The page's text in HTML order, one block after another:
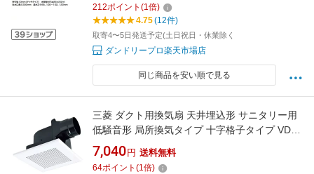
212ポイント (1倍)
4.75(12件)
取寄4〜5日発送予定(土日祝日・休業除く
ダンドリープロ楽天市場店
同じ商品を安い順で見る
三菱 ダクト用換気扇 天井埋込形 サニタリー用
低騒音形 局所換気タイプ 十字格子タイプ VD-
13ZC14
7,040 円 送料無料
64ポイント (1倍)